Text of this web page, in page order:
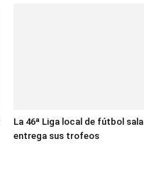
La 46ª Liga local de fútbol sala
entrega sus trofeos